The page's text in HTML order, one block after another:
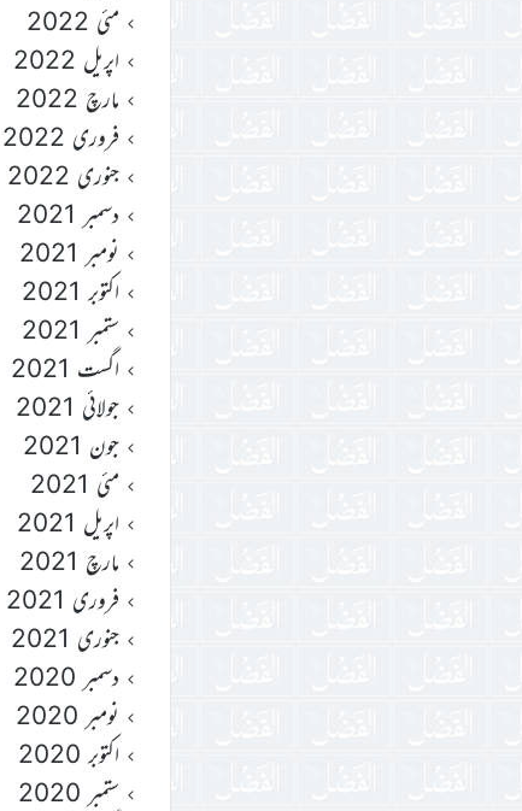
مئی 2022
اپریل 2022
مارچ 2022
فروری 2022
جنوری 2022
دسمبر 2021
نومبر 2021
اکتوبر 2021
ستمبر 2021
اگست 2021
جولائی 2021
جون 2021
مئی 2021
اپریل 2021
مارچ 2021
فروری 2021
جنوری 2021
دسمبر 2020
نومبر 2020
اکتوبر 2020
ستمبر 2020